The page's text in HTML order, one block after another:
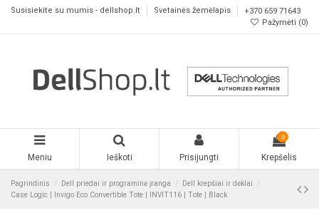
Susisiekite su mumis - dellshop.lt Svetainės žemėlapis
+370 659 71643
Pažymėti (0)
Meniu Ieškoti Prisijungti
0
Krepšelis
Pagrindinis Dell priedai ir programinė įranga
Dell krepšiai ir dėklai
Case Logic | Invigo Eco Convertible Tote | INVIT116 | Tote | Black